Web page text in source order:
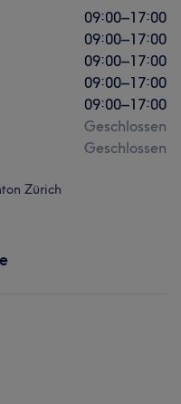
09:00–17:00
09:00–17:00
09:00–17:00
09:00–17:00
09:00–17:00
Geschlossen
Geschlossen
Zürich